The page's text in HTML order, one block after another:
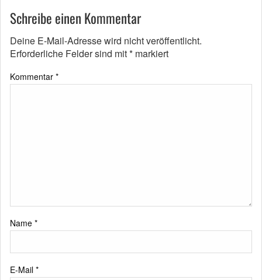
Schreibe einen Kommentar
Deine E-Mail-Adresse wird nicht veröffentlicht.
Erforderliche Felder sind mit* markiert
Kommentar *
Name *
E-Mail *